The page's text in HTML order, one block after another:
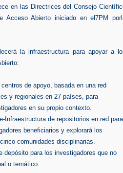
en las Directrices del Consejo
Abierto iniciado en el7PM
la infraestructura para apoyar a
de apoyo, basada en una red
y regionales en 27 países, para
en su propio contexto.
Infraestructura de repositorios en red para
beneficiarios y explorará los
comunidades disciplinarias.
depósito para los investigadores que no
o temático.